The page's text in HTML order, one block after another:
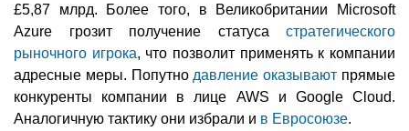
£5,87 млрд. Более того, в Великобритании Microsoft
Azure грозит получение статуса стратегического
рыночного игрока, что позволит применять к компании
адресные меры. Попутно давление оказывают прямые
конкуренты компании в лице AWS и Google Cloud.
Аналогичную тактику они избрали и в Евросоюзе.